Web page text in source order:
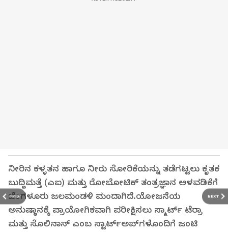
PREV NEXT
ನೀರಿನ ಕಳ್ಳತನ ಹಾಗೂ ನೀರು ಸೋರಿಕೆಯನ್ನು ತಡೆಗಟ್ಟಲು ಕೃತಕ
ಬುದ್ಧಿಮತ್ತೆ (ಎಐ) ಮತ್ತು ರೋಬೋಟಿಕ್ ತಂತ್ರಜ್ಞಾನ ಅಳವಡಿಕೆಗೆ
ಬೆಂಗಳೂರು ಜಲಮಂಡಳಿ ಮಂದಾಗಿದೆ.ಯೋಜನೆಯ
ಅನುಷ್ಠಾನಕ್ಕೆ ಪ್ರಾಯೋಗಿಕವಾಗಿ ಪರೀಕ್ಷಿಸಲು ಸ್ಮಾರ್ಟ್ ಟೆರ್ರಾ
ಮತ್ತು ಸೊಲಿನಾಸ್ ಎಂಬ ಸ್ಟಾರ್ಟ್‌ಅಪ್‌ಗಳೊಂದಿಗೆ ಜಂಟಿ